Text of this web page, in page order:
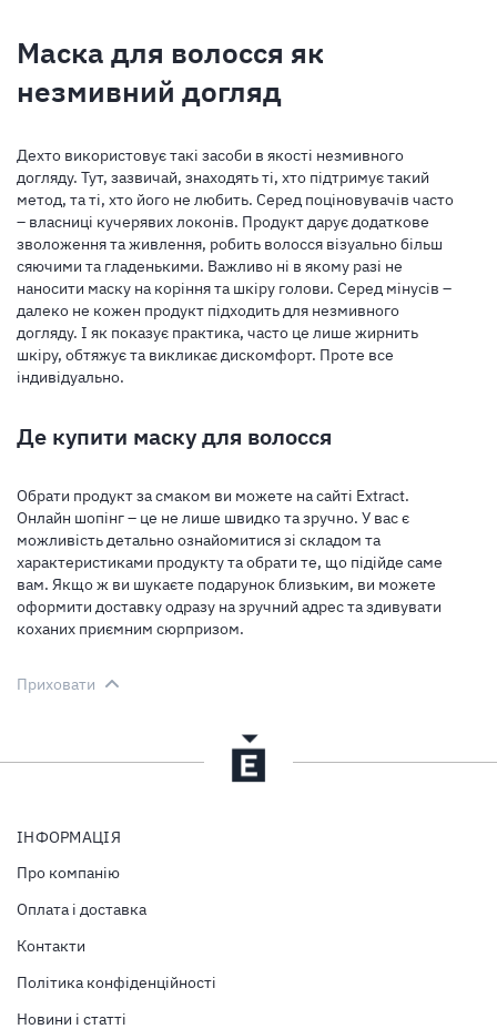
Маска для волосся як
незмивний догляд
Дехто використовує такі засоби в якості незмивного
догляду. Тут, зазвичай, знаходять ті, хто підтримує такий
метод, та ті, хто його не любить. Серед поціновувачів часто
– власниці кучерявих локонів. Продукт дарує додаткове
зволоження та живлення, робить волосся візуально більш
сяючими та гладенькими. Важливо ні в якому разі не
наносити маску на коріння та шкіру голови. Серед мінусів –
далеко не кожен продукт підходить для незмивного
догляду. І як показує практика, часто це лише жирнить
шкіру, обтяжує та викликає дискомфорт. Проте все
індивідуально.
Де купити маску для волосся
Обрати продукт за смаком ви можете на сайті Extract.
Онлайн шопінг – це не лише швидко та зручно. У вас є
можливість детально ознайомитися зі складом та
характеристиками продукту та обрати те, що підійде саме
вам. Якщо ж ви шукаєте подарунок близьким, ви можете
оформити доставку одразу на зручний адрес та здивувати
коханих приємним сюрпризом.
Приховати
ІНФОРМАЦІЯ
Про компанію
Оплата і доставка
Контакти
Політика конфіденційності
Новини і статті